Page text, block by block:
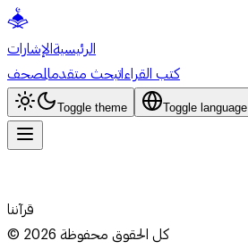
الرئيسيةالإشارات
كتب القراءاتبحث متقدمالمصحف
Toggle theme Toggle language
قرآننا
© 2026كل الحقوق محفوظة